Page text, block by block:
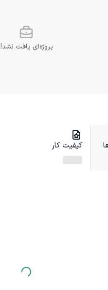
پروژه‌ای یافت نشد!
کیفیت کار